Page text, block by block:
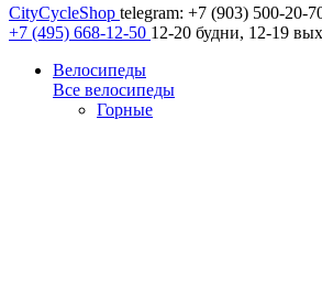
CityCycleShop telegram: +7 (903) 500-20-
+7 (495) 668-12-50 12-20 будни, 12-19
Велосипеды
Все велосипеды
Горные